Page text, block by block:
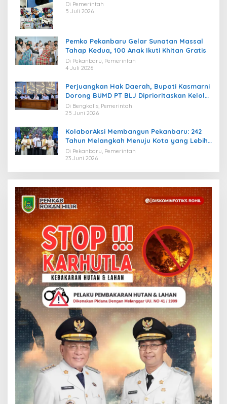
Kebahagiaan bagi Puluhan Anak
Di Pemerintah
5 Juli 2026
Pemko Pekanbaru Gelar Sunatan Massal
Tahap Kedua, 100 Anak Ikuti Khitan Gratis
Di Pekanbaru, Pemerintah
4 Juli 2026
Perjuangkan Hak Daerah, Bupati Kasmarni
Dorong BUMD PT BLJ Diprioritaskan Kelola
Migas
Di Bengkalis, Pemerintah
25 Juni 2026
KolaborAksi Membangun Pekanbaru: 242
Tahun Melangkah Menuju Kota yang Lebih
Maju
Di Pekanbaru, Pemerintah
23 Juni 2026